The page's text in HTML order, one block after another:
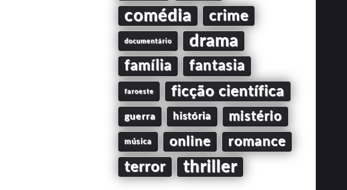
comédia crime
documentário drama
família fantasia
faroeste ficção científica
guerra história mistério
música online romance
terror thriller